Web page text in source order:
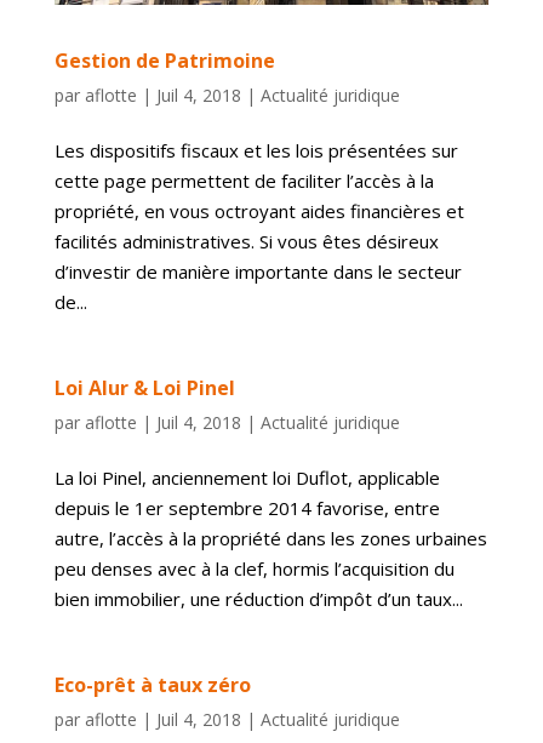
Gestion de Patrimoine
par aflotte | Juil 4, 2018 | Actualité juridique
Les dispositifs fiscaux et les lois présentées sur
cette page permettent de faciliter l’accès à la
propriété, en vous octroyant aides financières et
facilités administratives. Si vous êtes désireux
d’investir de manière importante dans le secteur
de...
Loi Alur & Loi Pinel
par aflotte | Juil 4, 2018 | Actualité juridique
La loi Pinel, anciennement loi Duflot, applicable
depuis le 1er septembre 2014 favorise, entre
autre, l’accès à la propriété dans les zones urbaines
peu denses avec à la clef, hormis l’acquisition du
bien immobilier, une réduction d’impôt d’un taux...
Eco-prêt à taux zéro
par aflotte | Juil 4, 2018 | Actualité juridique